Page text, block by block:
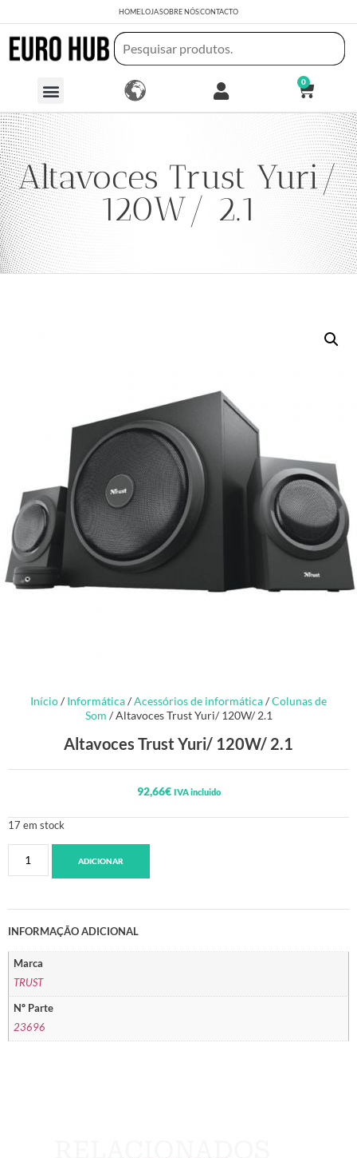
HOMELOJASOBRE NÓSCONTACTO
0
Altavoces Trust Yuri/
120W/ 2.1
Início/ Informática/Acessórios de informática/Colunas de
Som / Altavoces Trust Yuri/ 120W/ 2.1
Altavoces Trust Yuri/ 120W/ 2.1
92,66€ IVA incluido
17 em stock
ADICIONAR
INFORMAÇÃO ADICIONAL
Marca
TRUST
Nº Parte
23696